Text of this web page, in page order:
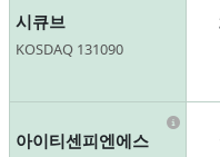
시큐브
KOSDAQ 131090
아이티센피엔에스